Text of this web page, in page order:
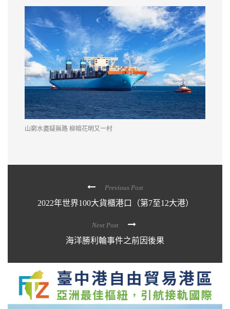
Previous Post
2022年世界100大貨櫃港口（第7至12大港）
Next Post
海洋勝利輪事件之前因後果
山窮水盡疑無路 柳暗花明又一村